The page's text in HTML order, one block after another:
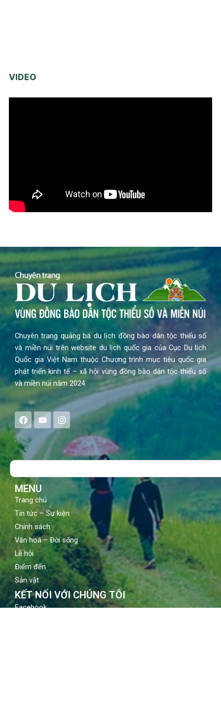
VIDEO
Chuyên trang quảng bá du lịch đồng bào dân tộc thiểu số
và miền núi trên website du lịch quốc gia của Cục Du lịch
Quốc gia Việt Nam thuộc Chương trình mục tiêu quốc gia
phát triển kinh tế – xã hội vùng đồng bào dân tộc thiểu số
và miền núi năm 2024
F
a
e
b
o
Y
o
t
b
I
n
s
a
g
Search
MENU
Trang chủ
Tin tức – Sự kiện
Chính sách
Văn hoá – Đời sống
Lễ hội
Điểm đến
Sản vật
KẾT NỐI VỚI CHÚNG TÔI
Facebook